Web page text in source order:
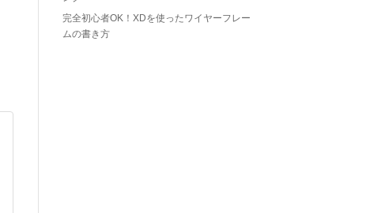
完全初心者OK！XDを使ったワイヤーフレー
ムの書き方